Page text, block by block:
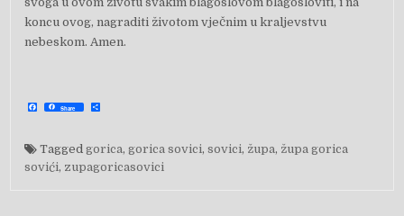
koncu ovog, nagraditi životom vječnim u kraljevstvu
nebeskom. Amen.
F
a
b
o
o
k
Share
e
Tagged gorica, gorica sovici,sovici, župa, župa gorica
sovići, zupagoricasovici